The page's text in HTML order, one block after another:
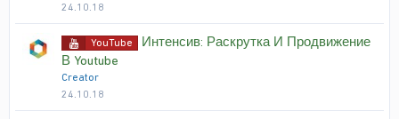
24.10.18
YouTube
Интенсив: Раскрутка И Продвижение
В Youtube
Creator
24.10.18